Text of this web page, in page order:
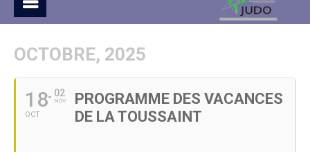
OCTOBRE, 2025
18
OCT
02
NOV
PROGRAMME DES VACANCES
DE LA TOUSSAINT